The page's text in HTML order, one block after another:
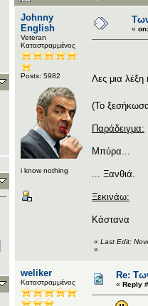
Johnny
English
Veteran
Καταστραμμένος
Posts: 5982
i know nothing
« on:
Λες μια λέξη
(Το
Παράδειγμα:
Μπύρα...
... Ξανθιά.
Ξεκινάω:
Κάστανα
« Last Edit:
»
weliker
Καταστραμμένος
Re:
« Reply